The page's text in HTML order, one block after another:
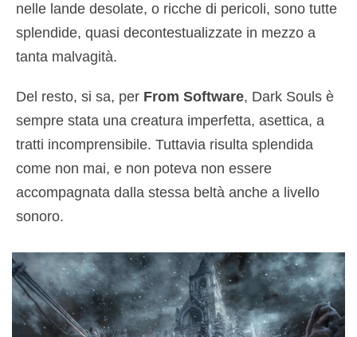
nelle lande desolate, o ricche di pericoli, sono tutte
splendide, quasi decontestualizzate in mezzo a
tanta malvagità.
Del resto, si sa, per From Software, Dark Souls è
sempre stata una creatura imperfetta, asettica, a
tratti incomprensibile. Tuttavia risulta splendida
come non mai, e non poteva non essere
accompagnata dalla stessa beltà anche a livello
sonoro.